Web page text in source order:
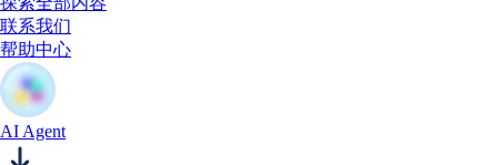
联系我们
帮助中心
AI Agent